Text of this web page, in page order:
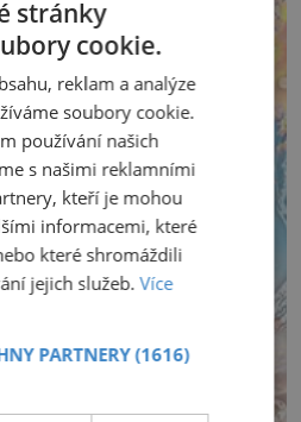
stránky
cookie.
reklam a analýze
soubory cookie.
používání našich
s našimi reklamními
kteří je mohou
informacemi, které
které shromáždili
jejich služeb.Více
PARTNERY(1616)